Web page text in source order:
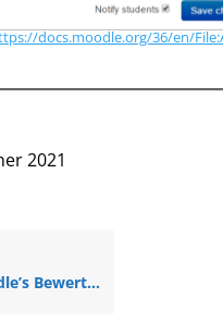
docs.moodle.org/36/en/
2021
(B2, Schulung)